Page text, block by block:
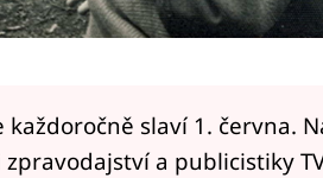
slaví 1. června.
a publicistiky